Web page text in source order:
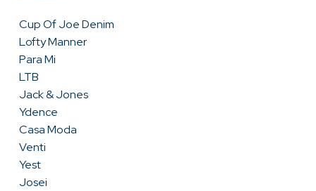
Cup Of Joe Denim
Lofty Manner
Para Mi
LTB
Jack & Jones
Ydence
Casa Moda
Venti
Yest
Josei